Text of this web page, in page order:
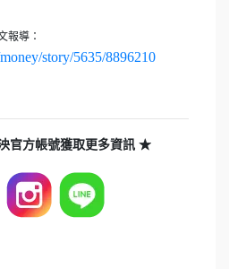
報導：
story/5635/8896210
官方帳號獲取更多資訊 ★